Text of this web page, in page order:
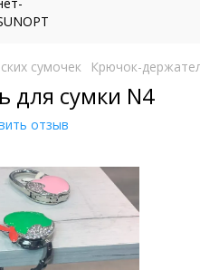
сумочек Крючок-
для сумки N4
отзыв